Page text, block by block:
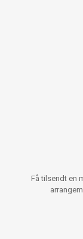
Få tilsendt en